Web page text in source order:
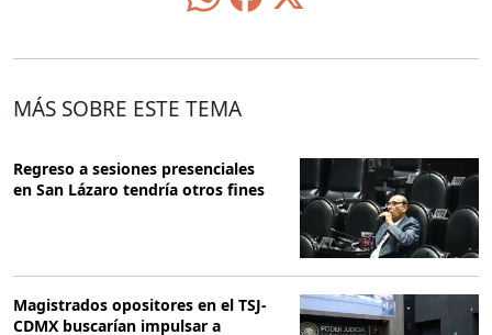
MÁS SOBRE ESTE TEMA
Regreso a sesiones presenciales
en San Lázaro tendría otros fines
Magistrados opositores en el TSJ-
CDMX buscarían impulsar a